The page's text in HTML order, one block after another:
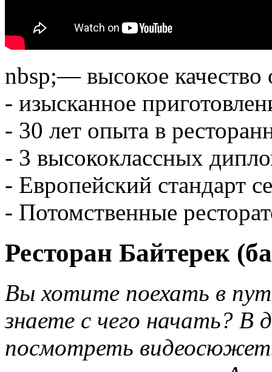
nbsp;— высокое качество
- изысканное
- 30 лет опыта в
- 3 высококлассных
- Европейский стандарт
- Потомственные
Ресторан Байтерек
Вы хотите поехать в
знаете с чего начать? В
посмотреть